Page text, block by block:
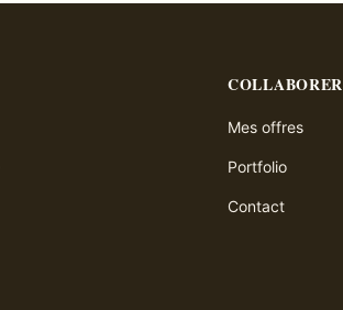
COLLABORER
Mes offres
Portfolio
Contact